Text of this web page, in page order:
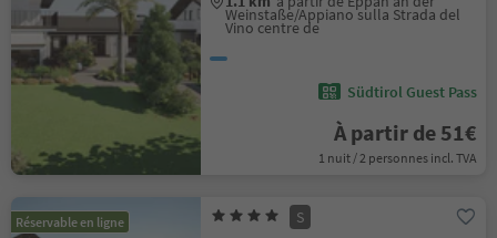
Weinstaße/Appiano sulla Strada del
Vino centre de
Südtirol Guest Pass
À partir de 51€
1 nuit / 2 personnes incl. TVA
Réservable en ligne S